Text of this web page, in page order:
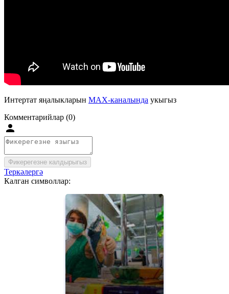
Интертат яңалыкларын MAX-каналында укыгыз
Комментарийлар (0)
Фикерегезне калдырыгыз
Теркәлергә
Калган символлар: